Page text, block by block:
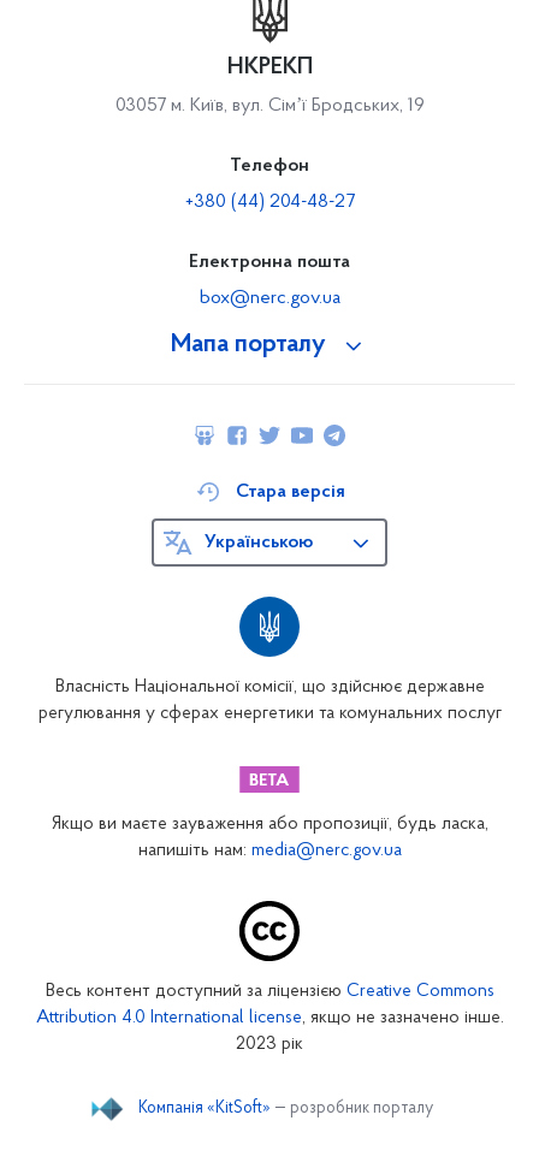
Мапа порталу
НКРЕКП
03057 м. Київ, вул. Сімʼї Бродських, 19
Телефон
+380 (44) 204-48-27
Електронна пошта
box@nerc.gov.ua
Власність Національної комісії, що здійснює державне
регулювання у сферах енергетики та комунальних послуг
Стара версія
Українською
Якщо ви маєте зауваження або пропозиції, будь ласка,
напишіть нам: media@nerc.gov.ua
Весь контент доступний за ліцензією Creative Commons
Attribution 4.0 International license, якщо не зазначено інше.
2023 рік
Компанія «KitSoft» — розробник порталу